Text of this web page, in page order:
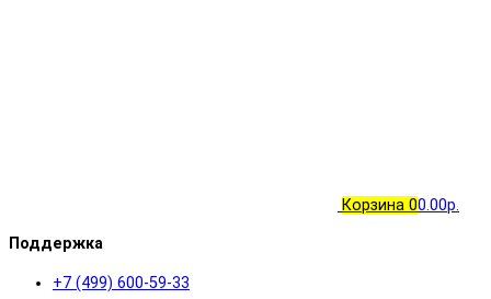
Корзина 00.00р.
Поддержка
+7 (499) 600-59-33